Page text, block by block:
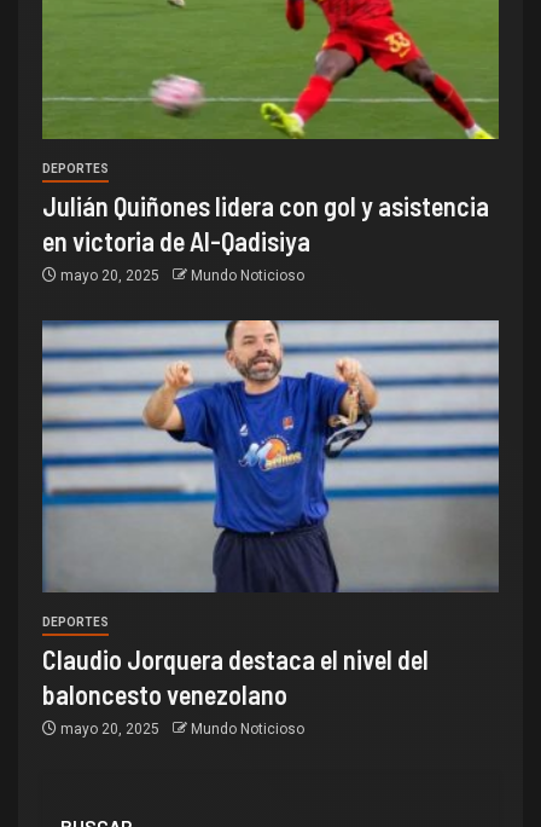
DEPORTES
Julián Quiñones lidera con gol y asistencia
en victoria de Al-Qadisiya
mayo 20, 2025 Mundo Noticioso
DEPORTES
Claudio Jorquera destaca el nivel del
baloncesto venezolano
mayo 20, 2025 Mundo Noticioso